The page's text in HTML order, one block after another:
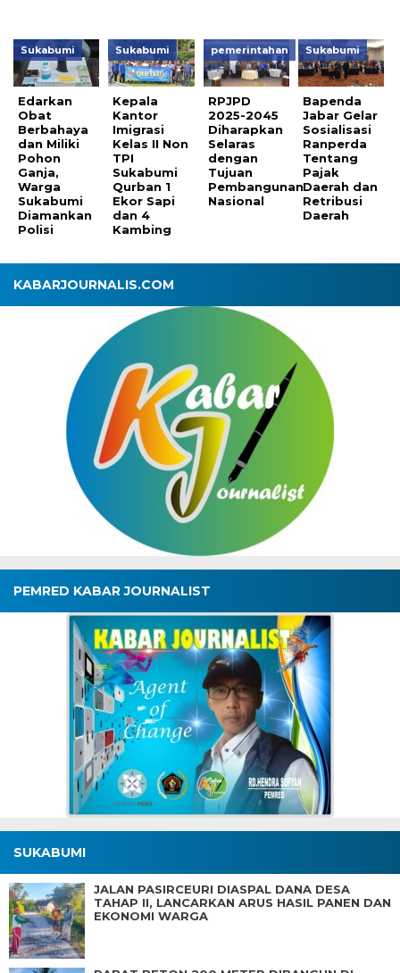
Sukabumi
Edarkan
Obat
Berbahaya
dan Miliki
Pohon
Ganja,
Warga
Sukabumi
Diamankan
Polisi
Sukabumi
Kepala
Kantor
Imigrasi
Kelas II Non
TPI
Sukabumi
Qurban 1
Ekor Sapi
dan 4
Kambing
pemerintahan
RPJPD
2025-2045
Diharapkan
Selaras
dengan
Tujuan
Pembangunan
Nasional
Sukabumi
Bapenda
Jabar Gelar
Sosialisasi
Ranperda
Tentang
Pajak
Daerah dan
Retribusi
Daerah
KABARJOURNALIS.COM
PEMRED KABAR JOURNALIST
SUKABUMI
JALAN PASIRCEURI DIASPAL DANA DESA
TAHAP II, LANCARKAN ARUS HASIL PANEN DAN
EKONOMI WARGA